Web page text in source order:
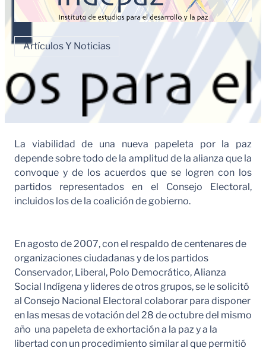
Artículos Y Noticias
La viabilidad de una nueva papeleta por la paz
depende sobre todo de la amplitud de la alianza que la
convoque y de los acuerdos que se logren con los
partidos representados en el Consejo Electoral,
incluidos los de la coalición de gobierno.
En agosto de 2007, con el respaldo de centenares de
organizaciones ciudadanas y de los partidos
Conservador, Liberal, Polo Democrático, Alianza
Social Indígena y lideres de otros grupos, se le solicitó
al Consejo Nacional Electoral colaborar para disponer
en las mesas de votación del 28 de octubre del mismo
año una papeleta de exhortación a la paz y a la
libertad con un procedimiento similar al que permitió